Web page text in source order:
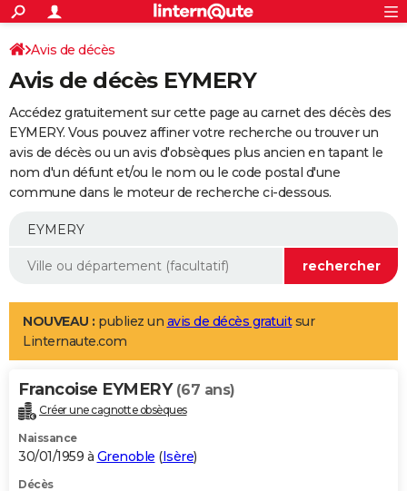
ACTUALITÉS
Politique
Société
Faits Divers
Education
Monde
Villes
+
SPORT
Coupe du monde 2026
Football
Tennis
Cyclisme
Rugby
Forum
Programme TV
TNT
Streaming
Cinéma
Sorties cinéma
Musique
+
FINANCE
Retraite
Epargne
Immobilier
Risques naturels par ville
Banque
Assurance
AUTO
Essais
Réserver un essai
Citadines
Berlines
SUV
Forum auto
+
Mobiles
Meilleur smartphone
Internet
Ordinateurs
Jeux vidéo
Guide high-tech
Aménagement intérieur
LIFESTYLE
Art de vivre
Bien-être
Loisirs
Mode
Modes de vie
Alimentation
Guide de la santé
Maladies
Médicaments
Sommeil
VOYAGE
Destinations
City break
Voyage nature
Voyage de noces
Forum
Climat
+PHOTO
GUIDES D'ACHAT
Avis de décès
Avis de décès EYMERY
Accédez gratuitement sur cette page au carnet des décès des
EYMERY. Vous pouvez affiner votre recherche ou trouver un
avis de décès ou un avis d'obsèques plus ancien en tapant le
nom d'un défunt et/ou le nom ou le code postal d'une
commune dans le moteur de recherche ci-dessous.
NOUVEAU : publiez un avis de décès gratuitsur
Linternaute.com
Francoise EYMERY (67 ans)
Créer une cagnotte obsèques
Naissance
30/01/1959 à Grenoble (Isère)
Décès